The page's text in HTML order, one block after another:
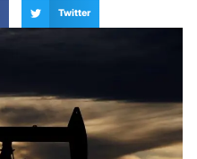
Twitter